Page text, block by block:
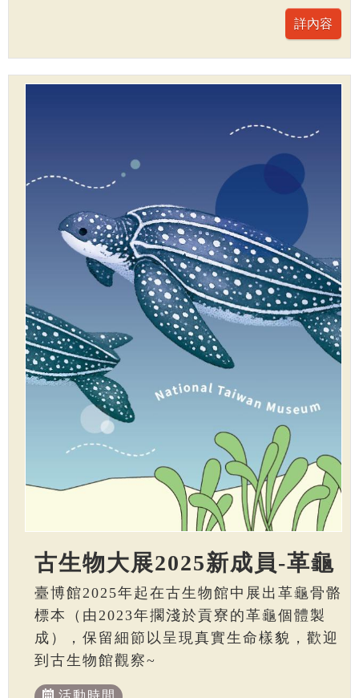
古生物大展2025新成員-革龜
臺博館2025年起在古生物館中展出革龜骨骼
標本（由2023年擱淺於貢寮的革龜個體製
成），保留細節以呈現真實生命樣貌，歡迎
到古生物館觀察~